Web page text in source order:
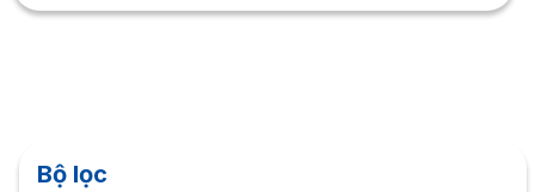
học Hoa Sen – cùng tất...
Bộ lọc